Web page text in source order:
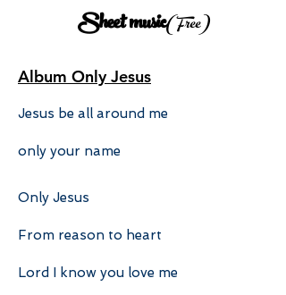
Sheet music(Free)
Album Only Jesus
Jesus be all around me
only your name
Only Jesus
From reason to heart
Lord I know you love me